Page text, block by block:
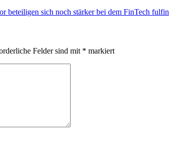
beteiligen sich noch stärker bei dem FinTech fulfin
Felder sind mit * markiert